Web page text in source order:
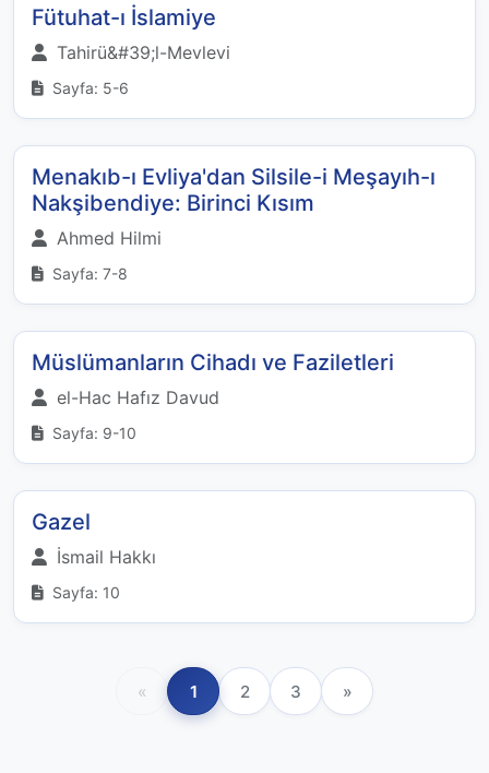
Fütuhat-ı İslamiye
Tahirü&#39;l-Mevlevi
Sayfa: 5-6
Menakıb-ı Evliya'dan Silsile-i Meşayıh-ı
Nakşibendiye: Birinci Kısım
Ahmed Hilmi
Sayfa: 7-8
Müslümanların Cihadı ve Faziletleri
el-Hac Hafız Davud
Sayfa: 9-10
Gazel
İsmail Hakkı
Sayfa: 10
« 1 2 3 »